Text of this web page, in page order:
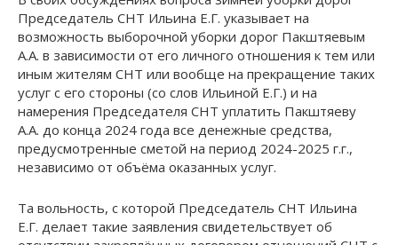
Председатель СНТ Ильина Е.Г. указывает на
возможность выборочной уборки дорог Пакштяевым
А.А. в зависимости от его личного отношения к тем или
иным жителям СНТ или вообще на прекращение таких
услуг с его стороны (со слов Ильиной Е.Г.) и на
намерения Председателя СНТ уплатить Пакштяеву
А.А. до конца 2024 года все денежные средства,
предусмотренные сметой на период 2024-2025 г.г.,
независимо от объёма оказанных услуг.
Та вольность, с которой Председатель СНТ Ильина
Е.Г. делает такие заявления свидетельствует об